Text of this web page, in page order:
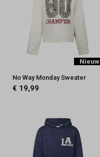
truien
Keez&CoNieuw
No Way Monday Sweater
€ 19,99